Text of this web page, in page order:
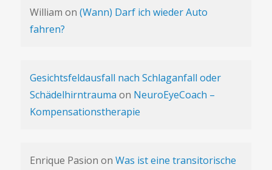
William on (Wann) Darf ich wieder Auto
fahren?
Gesichtsfeldausfall nach Schlaganfall oder
Schädelhirntrauma on NeuroEyeCoach –
Kompensationstherapie
Enrique Pasion on Was ist eine transitorische